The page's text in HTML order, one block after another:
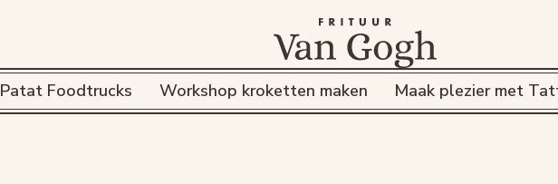
Foodtrucks Workshop kroketten maken Maak plezier met